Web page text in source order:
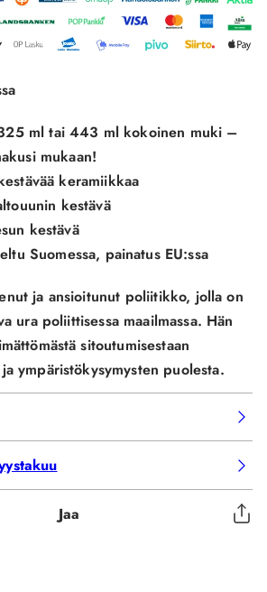
ml tai 443 ml kokoinen muki –
mukaan!
keramiikkaa
kestävä
kestävä
Suomessa, painatus EU:ssa
ja ansioitunut poliitikko, jolla on
ura poliittisessa maailmassa. Hän
sitoutumisestaan
ympäristökysymysten puolesta.
Jaa